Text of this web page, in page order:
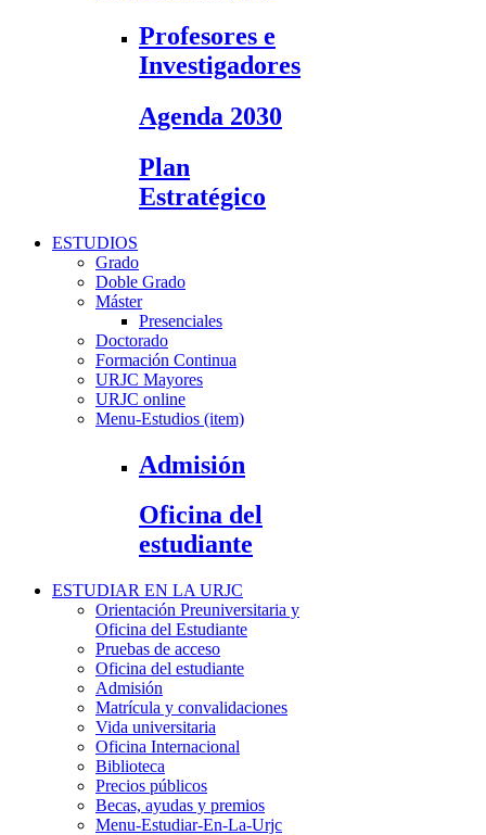
Profesores e
Investigadores
Agenda 2030
Plan
Estratégico
ESTUDIOS
Grado
Doble Grado
Máster
Presenciales
Doctorado
Formación Continua
URJC Mayores
URJC online
Menu-Estudios (item)
Admisión
Oficina del
estudiante
ESTUDIAR EN LA URJC
Orientación Preuniversitaria y
Oficina del Estudiante
Pruebas de acceso
Oficina del estudiante
Admisión
Matrícula y convalidaciones
Vida universitaria
Oficina Internacional
Biblioteca
Precios públicos
Becas, ayudas y premios
Menu-Estudiar-En-La-Urjc